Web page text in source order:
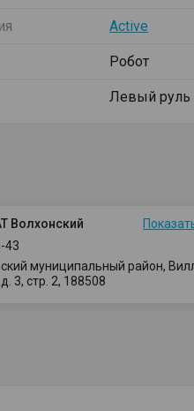
Active
Робот
Левый руль
Волхонский
43
муниципальный район,
3, стр. 2, 188508